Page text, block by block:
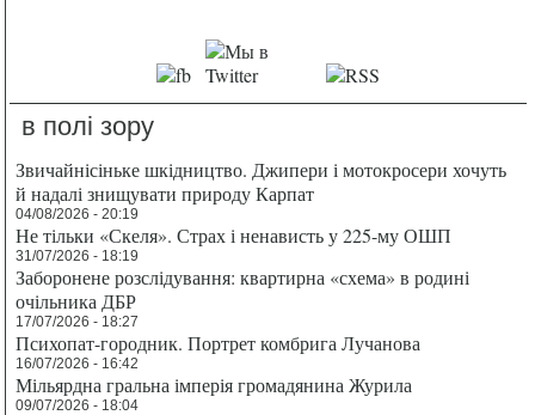
в полі зору
Звичайнісіньке шкідництво. Джипери і мотокросери хочуть
й надалі знищувати природу Карпат
04/08/2026 - 20:19
Не тільки «Скеля». Страх і ненависть у 225-му ОШП
31/07/2026 - 18:19
Заборонене розслідування: квартирна «схема» в родині
очільника ДБР
17/07/2026 - 18:27
Психопат-городник. Портрет комбрига Лучанова
16/07/2026 - 16:42
Мільярдна гральна імперія громадянина Журила
09/07/2026 - 18:04